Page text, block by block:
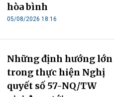
hòa bình
05/08/2026 18:16
Những định hướng lớn
trong thực hiện Nghị
quyết số 57-NQ/TW